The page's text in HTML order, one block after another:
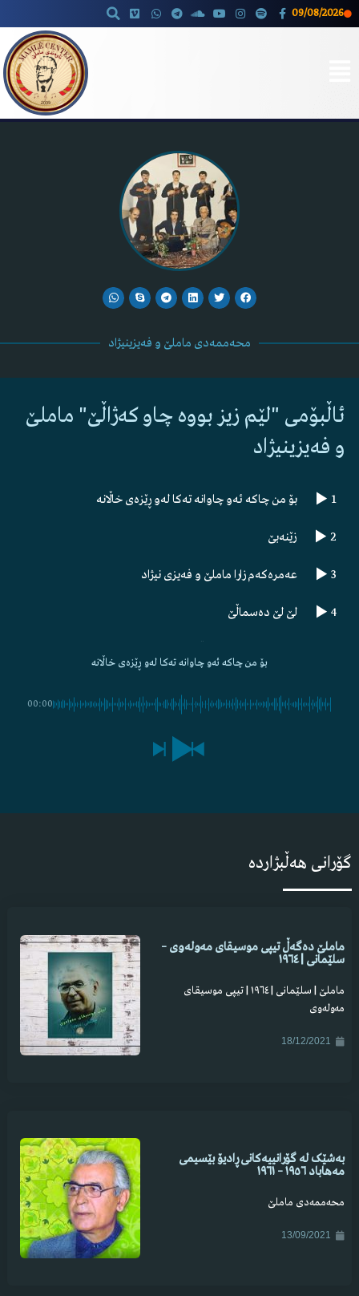
09/08/2026
محەممەدی ماملێ و فەیزینیژاد
ئاڵبۆمی "لێم زیز بووە چاو کەژاڵێ" ماملێ
و فەیزینیژاد
1 بۆ من چاکە ئەو چاوانە تەکا لەو ڕێزەی خاڵانە
2 زێنەبێ
3 عەمرەکەم زارا ماملێ و فەیزی نیژاد
4 لێ لێ دەسماڵێ
هەی دەمەگری مەگری چاوەکەت جوانە
بۆ من چاکە ئەو چاوانە تەکا لەو ڕێزەی خاڵانە
00:00
گۆرانی هەڵبژاردە
ماملێ دەگەڵ تیپی موسیقای مەولەوی –
سلێمانی | ١٩٦٤
ماملێ | سلێمانی | ١٩٦٤ | تیپی موسیقای
مەولەوی
18/12/2021
بەشێک لە گۆرانییەکانی ڕادیۆ بێسیمی
مەهاباد ١٩٥٦ – ١٩٦١
محەممەدی ماملێ
13/09/2021